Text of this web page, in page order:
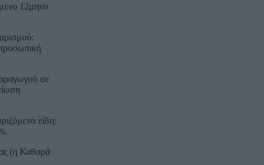
12μηνο
σε
είδη:
(η Καθαρά